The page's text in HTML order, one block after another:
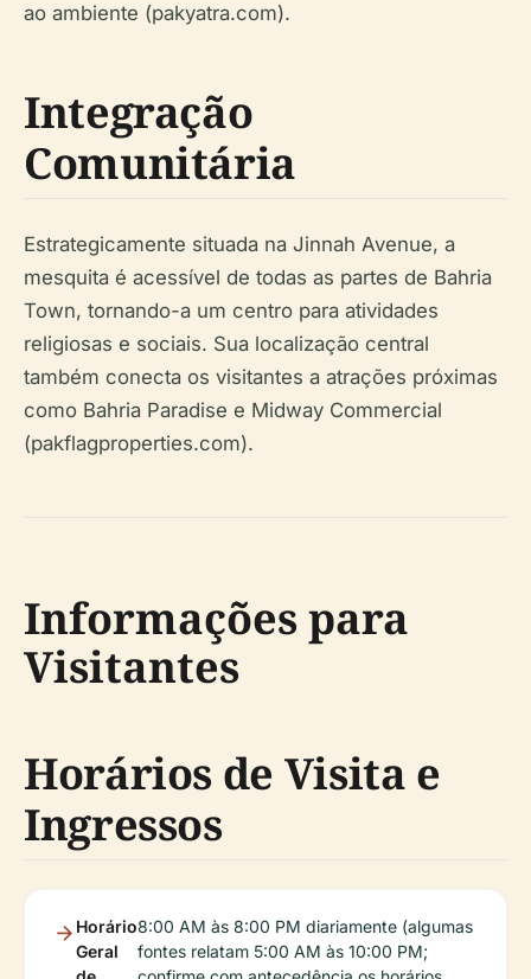
ao ambiente (pakyatra.com).
Integração
Comunitária
Estrategicamente situada na Jinnah Avenue, a
mesquita é acessível de todas as partes de Bahria
Town, tornando-a um centro para atividades
religiosas e sociais. Sua localização central
também conecta os visitantes a atrações próximas
como Bahria Paradise e Midway Commercial
(pakflagproperties.com).
Informações para
Visitantes
Horários de Visita e
Ingressos
Horário
Geral
8:00 AM às 8:00 PM diariamente (algumas
fontes relatam 5:00 AM às 10:00 PM;